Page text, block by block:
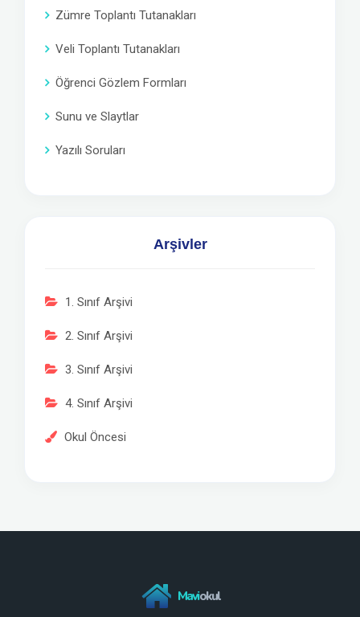
Zümre Toplantı Tutanakları
Veli Toplantı Tutanakları
Öğrenci Gözlem Formları
Sunu ve Slaytlar
Yazılı Soruları
Arşivler
1. Sınıf Arşivi
2. Sınıf Arşivi
3. Sınıf Arşivi
4. Sınıf Arşivi
Okul Öncesi
Maviokul